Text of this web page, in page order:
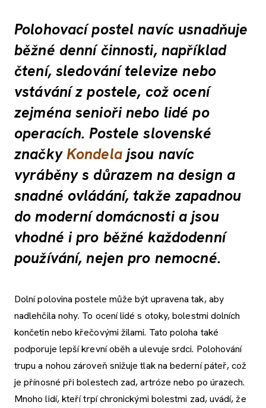
Polohovací postel navíc usnadňuje
běžné denní činnosti, například
čtení, sledování televize nebo
vstávání z postele, což ocení
zejména senioři nebo lidé po
operacích. Postele slovenské
značkyKondelajsou navíc
vyráběny s důrazem na design a
snadné ovládání, takže zapadnou
do moderní domácnosti a jsou
vhodné i pro běžné každodenní
používání, nejen pro nemocné.
Dolní polovina postele může být upravena tak, aby
nadlehčila nohy. To ocení lidé s otoky, bolestmi dolních
končetin nebo křečovými žilami. Tato poloha také
podporuje lepší krevní oběh a ulevuje srdci. Polohování
trupu a nohou zároveň snižuje tlak na bederní páteř, což
je přínosné při bolestech zad, artróze nebo po úrazech.
Mnoho lidí, kteří trpí chronickými bolestmi zad, uvádí, že